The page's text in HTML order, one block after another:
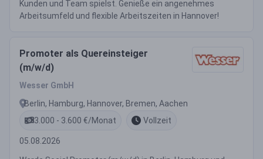
Kunden und Team spielst. Genieße ein angenehmes
Arbeitsumfeld und flexible Arbeitszeiten in Hannover!
Promoter als Quereinsteiger
(m/w/d)
Wesser GmbH
Berlin, Hamburg, Hannover, Bremen, Aachen
3.000 - 3.600 €/Monat
Vollzeit
05.08.2026